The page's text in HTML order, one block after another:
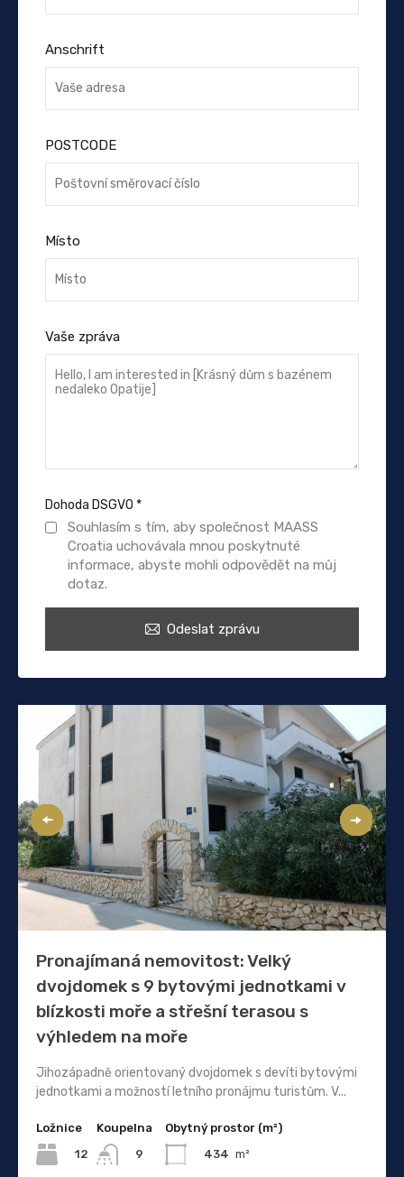
Anschrift
POSTCODE
Místo
Vaše zpráva
Dohoda DSGVO *
Souhlasím s tím, aby společnost MAASS
Croatia uchovávala mnou poskytnuté
informace, abyste mohli odpovědět na můj
dotaz.
Odeslat zprávu
Pronajímaná nemovitost: Velký
dvojdomek s 9 bytovými jednotkami v
blízkosti moře a střešní terasou s
výhledem na moře
Jihozápadně orientovaný dvojdomek s devíti bytovými
jednotkami a možností letního pronájmu turistům. V...
Ložnice
12
Koupelna
9
Obytný prostor (m²)
434 m²